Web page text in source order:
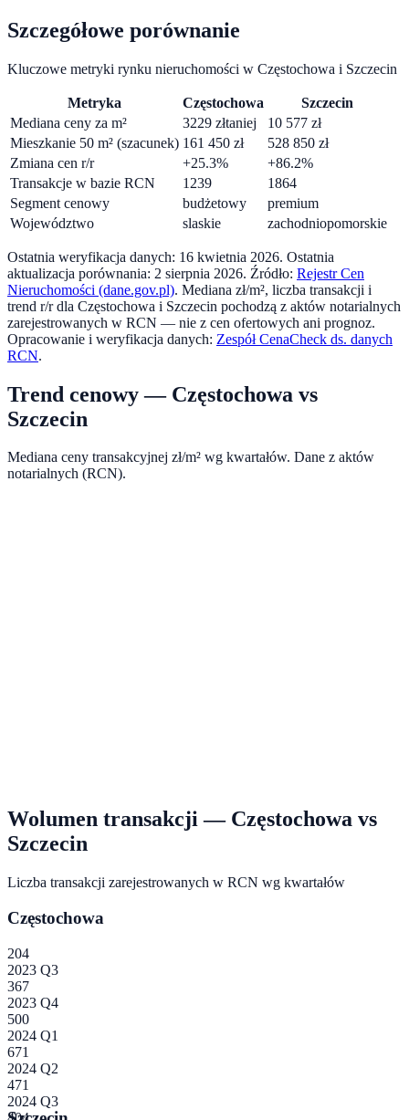
Szczegółowe porównanie
Kluczowe metryki rynku nieruchomości w Częstochowa i Szczecin
Metryka Częstochowa
Szczecin
Mediana ceny za m²
3229 złtaniej 10 577 zł
Mieszkanie 50 m² (szacunek) 161 450 zł 528 850 zł
Zmiana cen r/r
+25.3% +86.2%
Transakcje w bazie RCN
1239
1864
Segment cenowy
budżetowy
premium
Województwo
slaskie zachodniopomorskie
Ostatnia weryfikacja danych: 16 kwietnia 2026. Ostatnia
aktualizacja porównania: 2 sierpnia 2026. Źródło: Rejestr Cen
Nieruchomości (dane.gov.pl). Mediana zł/m², liczba transakcji i
trend r/r dla Częstochowa i Szczecin pochodzą z aktów notarialnych
zarejestrowanych w RCN — nie z cen ofertowych ani prognoz.
Opracowanie i weryfikacja danych: Zespół CenaCheck ds. danych
RCN.
Trend cenowy — Częstochowa vs
Szczecin
Mediana ceny transakcyjnej zł/m² wg kwartałów. Dane z aktów
notarialnych (RCN).
Wolumen transakcji — Częstochowa vs
Szczecin
Liczba transakcji zarejestrowanych w RCN wg kwartałów
Częstochowa
204
2023 Q3
367
2023 Q4
500
2024 Q1
671
2024 Q2
471
2024 Q3